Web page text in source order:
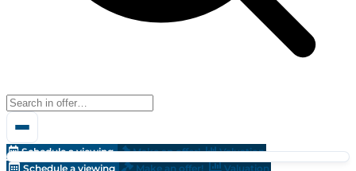
Schedule a viewing Make an offer!
Valuation
Schedule a viewing
Make an offer! Valuation